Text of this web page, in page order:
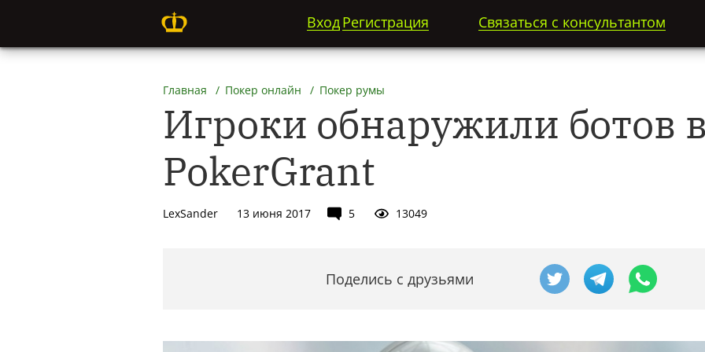
ВходРегистрация Связаться с консультантом
Главная Покер онлайн Покер румы
Игроки обнаружили ботов
PokerGrant
LexSander 13 июня 2017 5 13049
Поделись с друзьями